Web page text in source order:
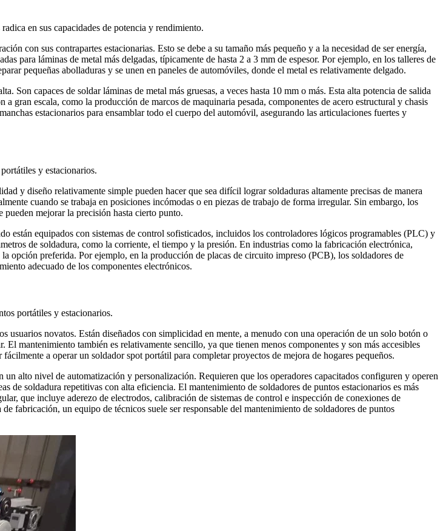
en sus capacidades de potencia y rendimiento.
con sus contrapartes estacionarias. Esto se debe a su tamaño más pequeño y a la necesidad de ser energía,
para láminas de metal más delgadas, típicamente de hasta 2 a 3 mm de espesor. Por ejemplo, en los talleres de
pequeñas abolladuras y se unen en paneles de automóviles, donde el metal es relativamente delgado.
Son capaces de soldar láminas de metal más gruesas, a veces hasta 10 mm o más. Esta alta potencia de salida
gran escala, como la producción de marcos de maquinaria pesada, componentes de acero estructural y chasis
estacionarios para ensamblar todo el cuerpo del automóvil, asegurando las articulaciones fuertes y
y estacionarios.
y diseño relativamente simple pueden hacer que sea difícil lograr soldaduras altamente precisas de manera
cuando se trabaja en posiciones incómodas o en piezas de trabajo de forma irregular. Sin embargo, los
pueden mejorar la precisión hasta cierto punto.
están equipados con sistemas de control sofisticados, incluidos los controladores lógicos programables (PLC) y
de soldadura, como la corriente, el tiempo y la presión. En industrias como la fabricación electrónica,
opción preferida. Por ejemplo, en la producción de placas de circuito impreso (PCB), los soldadores de
adecuado de los componentes electrónicos.
portátiles y estacionarios.
usuarios novatos. Están diseñados con simplicidad en mente, a menudo con una operación de un solo botón o
mantenimiento también es relativamente sencillo, ya que tienen menos componentes y son más accesibles
a operar un soldador spot portátil para completar proyectos de mejora de hogares pequeños.
alto nivel de automatización y personalización. Requieren que los operadores capacitados configuren y operen
de soldadura repetitivas con alta eficiencia. El mantenimiento de soldadores de puntos estacionarios es más
que incluye aderezo de electrodos, calibración de sistemas de control e inspección de conexiones de
fabricación, un equipo de técnicos suele ser responsable del mantenimiento de soldadores de puntos